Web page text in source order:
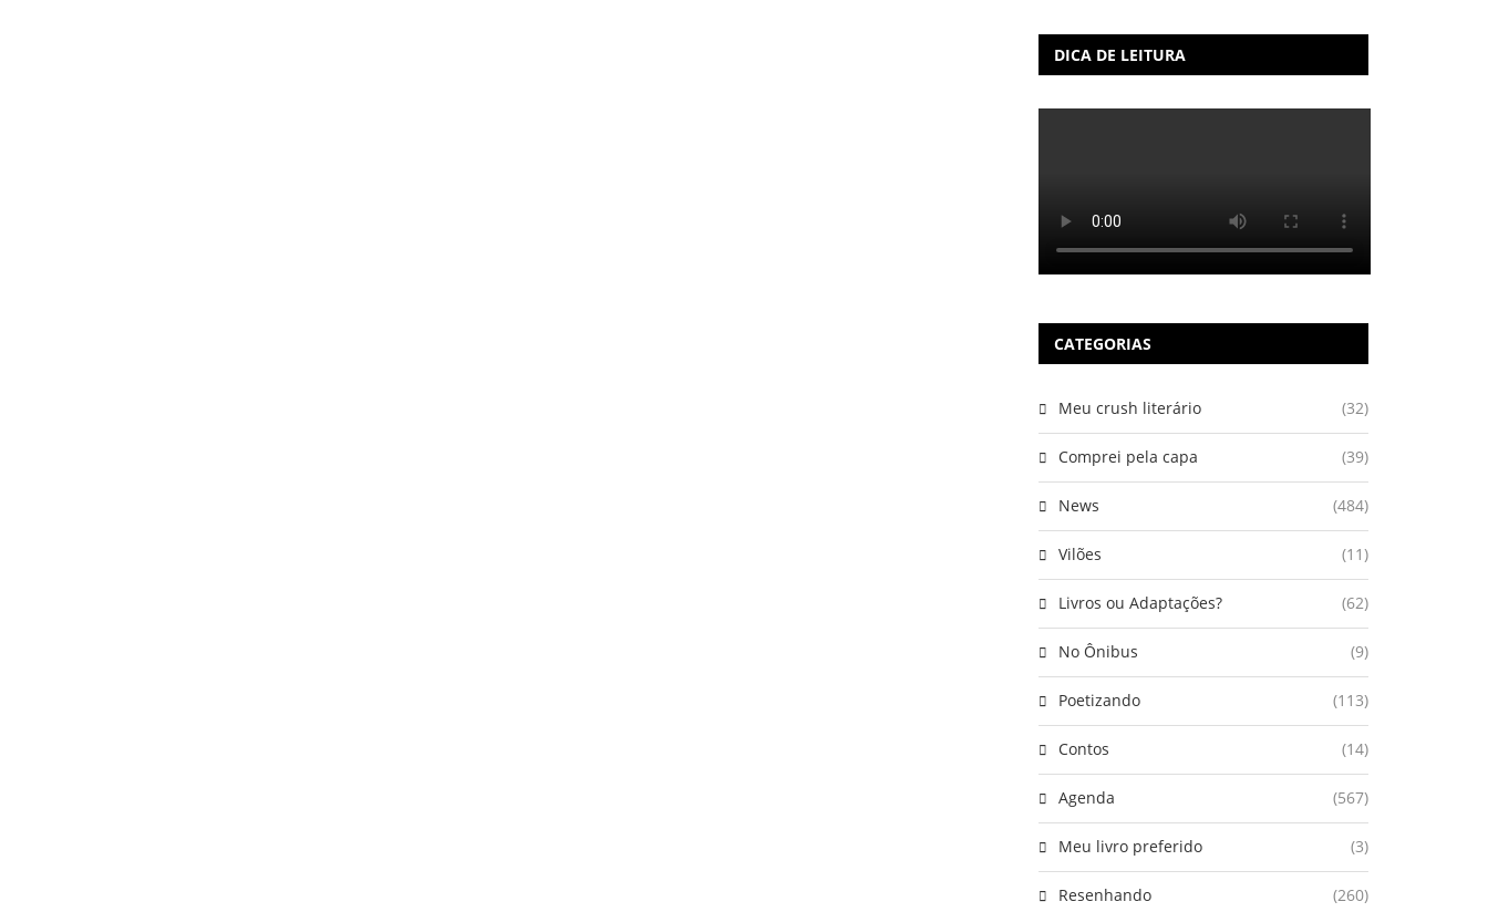
DICA DE LEITURA
CATEGORIAS
Meu crush literário (32)
Comprei pela capa (39)
News (484)
Vilões (11)
Livros ou Adaptações? (62)
No Ônibus (9)
Poetizando (113)
Contos (14)
Agenda (567)
Meu livro preferido (3)
Resenhando (260)